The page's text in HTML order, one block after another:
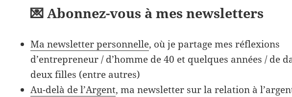
💌 Abonnez-vous à mes newsletters
Ma newsletter personnelle, où je partage mes réflexions
d’entrepreneur / d’homme de 40 et quelques années / de
deux filles (entre autres)
Au-delà de l’Argent, ma newsletter sur la relation à